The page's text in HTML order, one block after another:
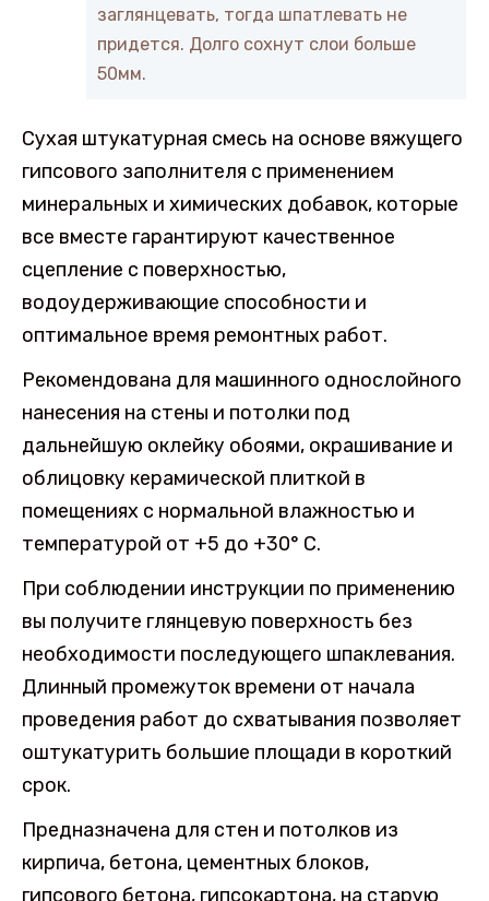
заглянцевать, тогда шпатлевать не
придется. Долго сохнут слои больше
50мм.
Сухая штукатурная смесь на основе вяжущего
гипсового заполнителя с применением
минеральных и химических добавок, которые
все вместе гарантируют качественное
сцепление с поверхностью,
водоудерживающие способности и
оптимальное время ремонтных работ.
Рекомендована для машинного однослойного
нанесения на стены и потолки под
дальнейшую оклейку обоями, окрашивание и
облицовку керамической плиткой в
помещениях с нормальной влажностью и
температурой от +5 до +30° С.
При соблюдении инструкции по применению
вы получите глянцевую поверхность без
необходимости последующего шпаклевания.
Длинный промежуток времени от начала
проведения работ до схватывания позволяет
оштукатурить большие площади в короткий
срок.
Предназначена для стен и потолков из
кирпича, бетона, цементных блоков,
гипсового бетона, гипсокартона, на старую